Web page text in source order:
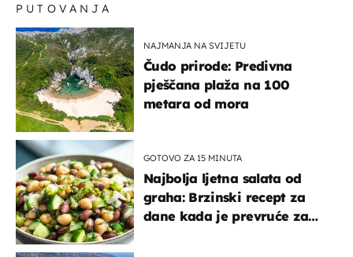
PUTOVANJA
NAJMANJA NA SVIJETU
Čudo prirode: Predivna
pješčana plaža na 100
metara od mora
GOTOVO ZA 15 MINUTA
Najbolja ljetna salata od
graha: Brzinski recept za
dane kada je prevruće za